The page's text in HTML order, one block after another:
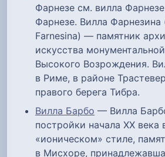
Фарнезе см. вилла
Фарнезе. Вилла Фарнезина
Farnesina) — памятник
искусства
Высокого Возрождения.
в Риме, в районе
правого берега Тибра.
Вилла Барбо — Вилла
постройки начала XX века
«ионическом» стиле,
в Мисхоре,